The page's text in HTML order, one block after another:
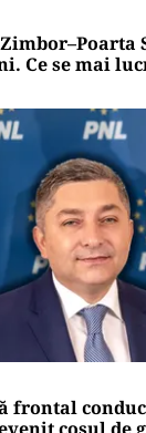
Ce se mai
frontal